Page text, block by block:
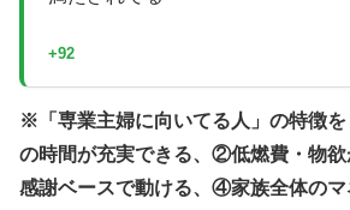
+92
※「専業主婦に向いてる人」の特徴
の時間が充実できる、②低燃費・物
感謝ベースで動ける、④家族全体のマ